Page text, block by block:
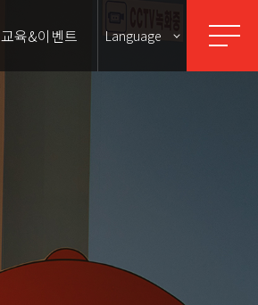
교육&이벤트 Language